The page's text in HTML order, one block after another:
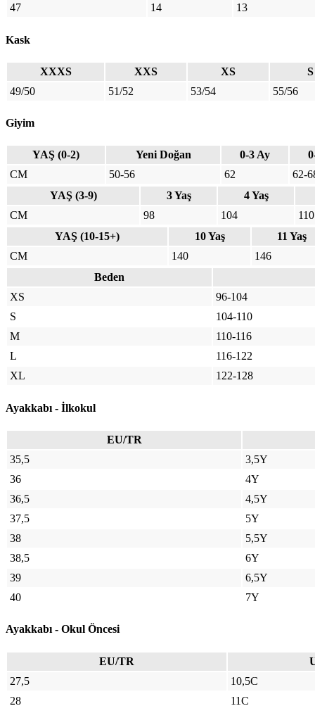
47
14 13
Kask
XXXS XXS XS
S
49/50
51/52 53/54 55/56
Giyim
YAŞ (0-2) Yeni Doğan 0-3 Ay
CM
50-56 62
62-
YAŞ (3-9)
3 Yaş
4 Yaş
CM
98 104
110
YAŞ (10-15+)
10 Yaş
11 Yaş
CM
140
146
Beden
XS
96-104
S
104-110
M
110-116
L
116-122
XL
122-128
Ayakkabı - İlkokul
EU/TR
35,5
3,5Y
36
4Y
36,5
4,5Y
37,5
5Y
38
5,5Y
38,5
6Y
39
6,5Y
40
7Y
Ayakkabı - Okul Öncesi
EU/TR
27,5
10,5C
28
11C